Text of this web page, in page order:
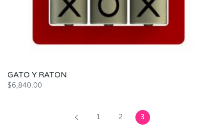
GATO Y RATON
$6,840.00
1 2 3